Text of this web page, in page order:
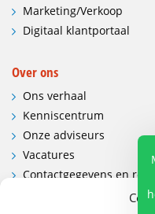
Marketing/Verkoop
Digitaal klantportaal
Over ons
Ons verhaal
Kenniscentrum
Onze adviseurs
Vacatures
Contactgegevens en